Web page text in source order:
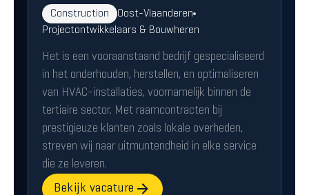
Construction
Oost-Vlaanderen
Projectontwikkelaars & Bouwheren
Het is een vooraanstaand bedrijf gespecialiseerd
in het onderhouden, herstellen, en optimaliseren
van HVAC-installaties, voornamelijk binnen de
tertiaire sector. Met raamcontracten bij
prestigieuze klanten zoals lokale overheden,
streven wij naar uitmuntendheid in elke service
die ze leveren.
Bekijk vacature